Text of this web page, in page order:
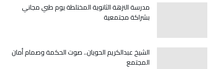
مدرسة النزهة الثانوية المختلطة يوم طبي مجاني
بشراكة مجتمعية
الشيخ عبدالكريم الحويان.. صوت الحكمة وصمام أمان
المجتمع